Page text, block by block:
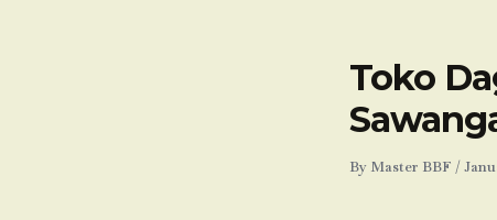
Toko
By Master BBF /